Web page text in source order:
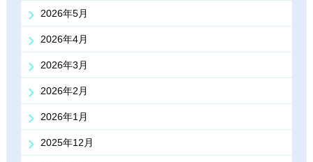
2026年5月
2026年4月
2026年3月
2026年2月
2026年1月
2025年12月